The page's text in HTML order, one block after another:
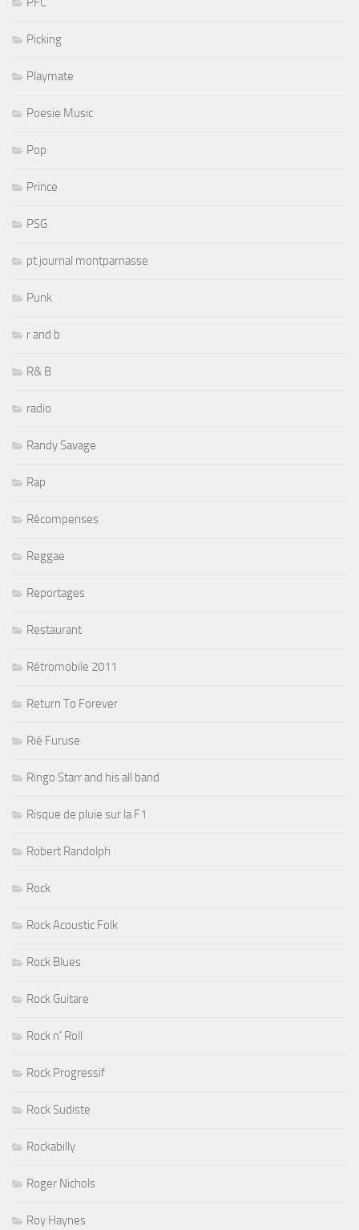
Picking
Playmate
Poesie Music
Pop
Prince
PSG
pt journal montparnasse
Punk
r and b
R& B
radio
Randy Savage
Rap
Récompenses
Reggae
Reportages
Restaurant
Rétromobile 2011
Return To Forever
Rié Furuse
Ringo Starr and his all band
Risque de pluie sur la F1
Robert Randolph
Rock
Rock Acoustic Folk
Rock Blues
Rock Guitare
Rock n' Roll
Rock Progressif
Rock Sudiste
Rockabilly
Roger Nichols
Roy Haynes